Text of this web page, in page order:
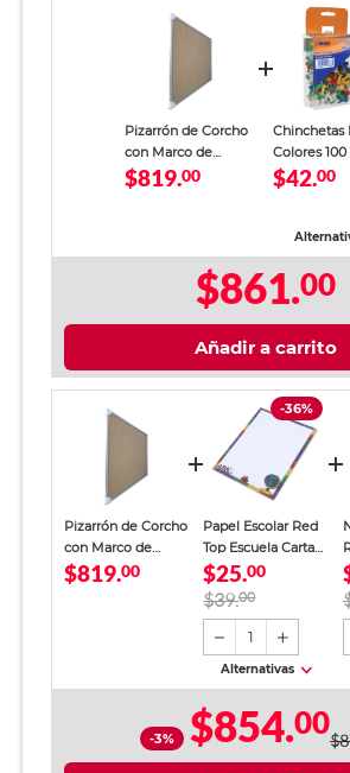
Pizarrón de Corcho
con Marco de
Aluminio Alfra
$819.00
Chinchetas
Colores
$42.00
$861.00
Añadir a carrito
Pizarrón de Corcho
con Marco de
Aluminio Alfra
$819.00
-36%
Papel Escolar Red
Top Escuela Carta
40 hojas
$25.00
$39.00
1
Alternativas
-3% $854.00